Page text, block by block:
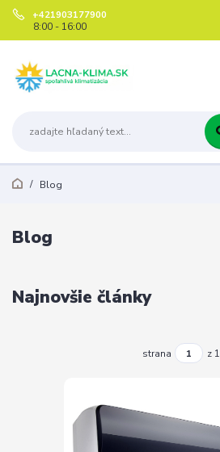
+421903177900
8:00 - 16:00
Blog
Blog
Najnovšie články
strana z 1